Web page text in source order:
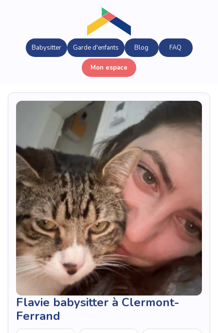
Babysitter Garde d'enfants Blog FAQ
Mon espace
Flavie babysitter à Clermont-
Ferrand